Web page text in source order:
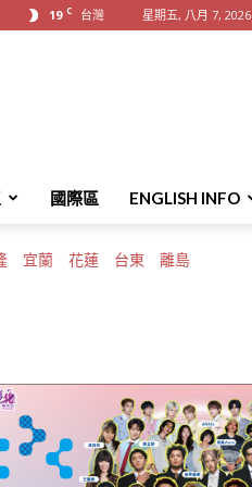
19 C 台灣 星期五, 八月 7, 2026
國際區 ENGLISH INFO
宜蘭 花蓮 台東 離島